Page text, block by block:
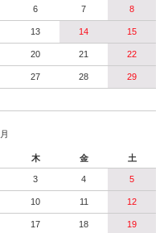
6 7 8
13 14 15
20 21 22
27 28 29
木 金 土
3 4 5
10 11 12
17 18 19